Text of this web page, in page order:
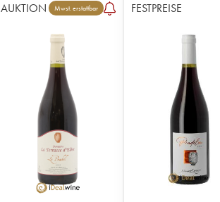
AUKTION Mwst. erstattbar FESTPREISE